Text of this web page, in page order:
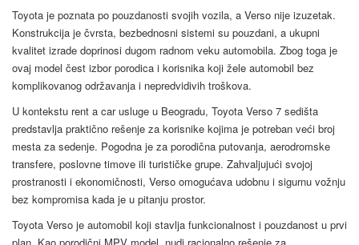
Toyota je poznata po pouzdanosti svojih vozila, a Verso nije izuzetak.
Konstrukcija je čvrsta, bezbednosni sistemi su pouzdani, a ukupni
kvalitet izrade doprinosi dugom radnom veku automobila. Zbog toga je
ovaj model čest izbor porodica i korisnika koji žele automobil bez
komplikovanog održavanja i nepredvidivih troškova.
U kontekstu rent a car usluge u Beogradu, Toyota Verso 7 sedišta
predstavlja praktično rešenje za korisnike kojima je potreban veći broj
mesta za sedenje. Pogodna je za porodična putovanja, aerodromske
transfere, poslovne timove ili turističke grupe. Zahvaljujući svojoj
prostranosti i ekonomičnosti, Verso omogućava udobnu i sigurnu vožnju
bez kompromisa kada je u pitanju prostor.
Toyota Verso je automobil koji stavlja funkcionalnost i pouzdanost u prvi
plan. Kao porodični MPV model, nudi racionalno rešenje za